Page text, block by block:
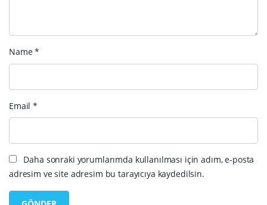
Name*
Email*
Daha sonraki yorumlarımda kullanılması için adım, e-posta
adresim ve site adresim bu tarayıcıya kaydedilsin.